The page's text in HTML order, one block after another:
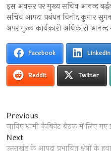
इस अवसर पर मुख्य सचिव आनन्द
सचिव आपदा प्रबंधन विनोद कुमार
अपर मुख्य कार्यकारी अधिकारी आनन्द
Facebook LinkedIn
Reddit Twitter
Post
navigation
Previous
post:
जानिए धामी कैबिनेट बैठक में लिए गए
NextNext
post: